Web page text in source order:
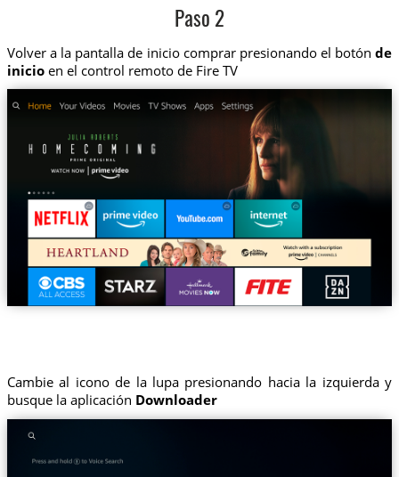
Paso 2
Volver a la pantalla de inicio comprar presionando el botónde
inicioen el control remoto de Fire TV
Cambie al icono de la lupa presionando hacia la izquierda y
busque la aplicación Downloader